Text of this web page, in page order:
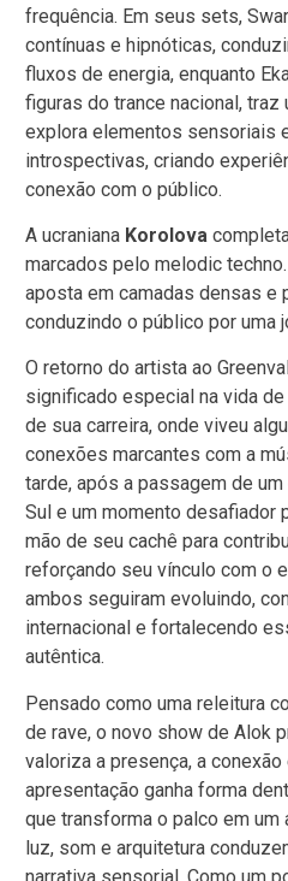
frequência. Em seus sets,
contínuas e hipnóticas,
fluxos de energia, enquanto
figuras do trance nacional, traz
explora elementos sensoriais
introspectivas, criando
conexão com o público.
A ucraniana Korolova
marcados pelo melodic
aposta em camadas densas
conduzindo o público por uma
O retorno do artista ao
significado especial na vida
de sua carreira, onde viveu
conexões marcantes com a
tarde, após a passagem de
Sul e um momento desafiador
mão de seu cachê para
reforçando seu vínculo com o
ambos seguiram evoluindo,
internacional e fortalecendo
autêntica.
Pensado como uma releitura
de rave, o novo show de Alok
valoriza a presença, a
apresentação ganha forma
que transforma o palco em
luz, som e arquitetura